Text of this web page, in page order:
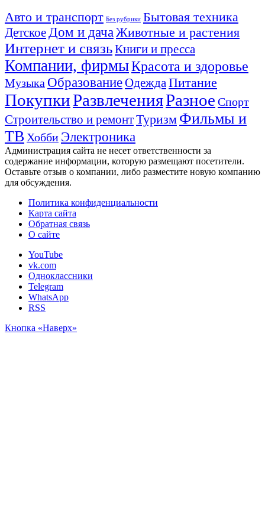
Авто и транспорт Без рубрики Бытовая техника
Детское Дом и дача Животные и растения
Интернет и связьКниги и пресса
Компании, фирмыКрасота и здоровье
Музыка ОбразованиеОдеждаПитание
ПокупкиРазвлеченияРазное Спорт
Строительство и ремонтТуризм Фильмы и
ТВ Хобби Электроника
Администрация сайта не несет ответственности за
содержание информации, которую размещают посетители.
Оставьте отзыв о компании, либо разместите новую компанию
для обсуждения.
Политика конфиденциальности
Карта сайта
Обратная связь
О сайте
YouTube
vk.com
Одноклассники
Telegram
WhatsApp
RSS
Кнопка «Наверх»